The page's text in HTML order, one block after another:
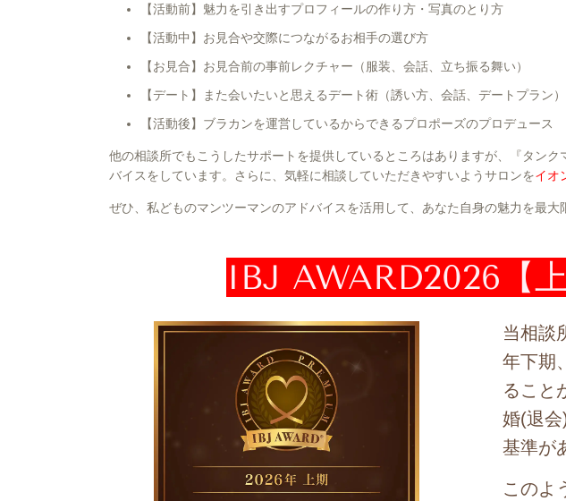
【活動前】魅力を引き出すプロフィールの作り方・写真のとり方
【活動中】お見合や交際につながるお相手の選び方
【お見合】お見合前の事前レクチャー（服装、会話、立ち振る舞い）
【デート】また会いたいと思えるデート術（誘い方、会話、デートプラン）
【活動後】ブラカンを運営しているからできるプロポーズのプロデュース
他の相談所でもこうしたサポートを提供しているところはありますが、『タン
バイスをしています。さらに、気軽に相談していただきやすいようサロンをイオ
ぜひ、私どものマンツーマンのアドバイスを活用して、あなた自身の魅力を最
IBJ AWARD2026【
当相談
年下期
ること
婚(退
基準が
このよ